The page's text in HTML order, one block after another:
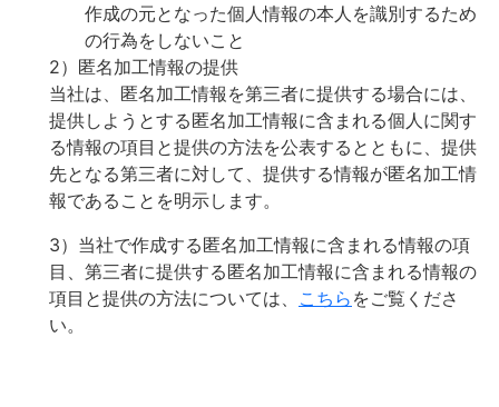
作成の元となった個人情報の本人を識別するため
の行為をしないこと
2）匿名加工情報の提供
当社は、匿名加工情報を第三者に提供する場合には、
提供しようとする匿名加工情報に含まれる個人に関す
る情報の項目と提供の方法を公表するとともに、提供
先となる第三者に対して、提供する情報が匿名加工情
報であることを明示します。
3）当社で作成する匿名加工情報に含まれる情報の項
目、第三者に提供する匿名加工情報に含まれる情報の
項目と提供の方法については、 こちら をご覧くださ
い。